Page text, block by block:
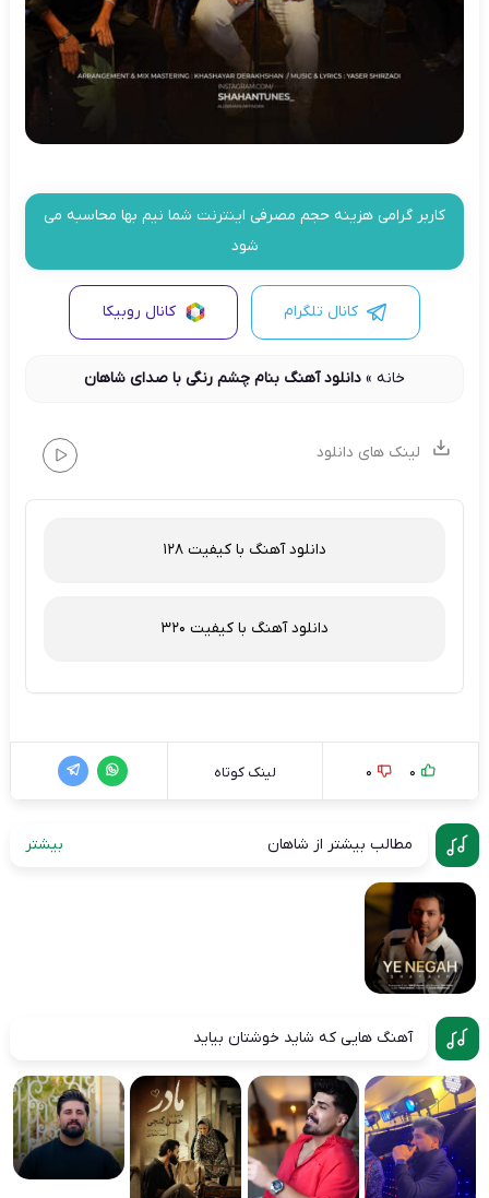
کاربر گرامی هزینه حجم مصرفی اینترنت شما نیم بها محاسبه می
شود
کانال تلگرام کانال روبیکا
خانه» دانلود آهنگ بنام چشم رنگی با صدای شاهان
لینک های دانلود
دانلود آهنگ با کیفیت 128
دانلود آهنگ با کیفیت 320
0
0 لینک کوتاه
مطالب بیشتر از شاهان بیشتر
آهنگ هایی که شاید خوشتان بیاید